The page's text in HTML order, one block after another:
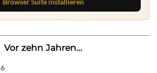
Browser Suite installieren
Vor zehn Jahren...